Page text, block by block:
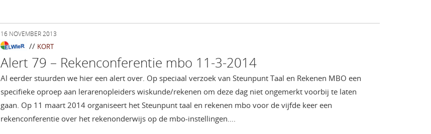
16 NOVEMBER 2013
// KORT
Alert 79 – Rekenconferentie mbo 11-3-2014
Al eerder stuurden we hier een alert over. Op speciaal verzoek van Steunpunt Taal en Rekenen MBO een
specifieke oproep aan lerarenopleiders wiskunde/rekenen om deze dag niet ongemerkt voorbij te laten
gaan. Op 11 maart 2014 organiseert het Steunpunt taal en rekenen mbo voor de vijfde keer een
rekenconferentie over het rekenonderwijs op de mbo-instellingen….